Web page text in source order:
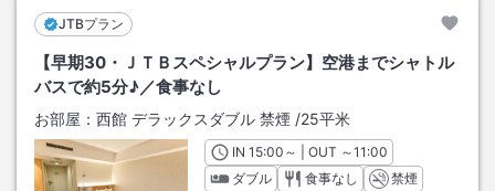
JTBプラン
【早期30・ＪＴＢスペシャルプラン】空港までシャトル
バスで約5分♪／食事なし
お部屋： 西館 デラックスダブル 禁煙 /25平米
INチェックイン
15:00 ～ | OUT チェックアウト
～11:00
ダブル
食事なし
禁煙